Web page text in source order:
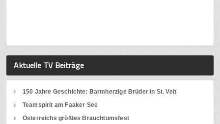
Aktuelle TV Beiträge
150 Jahre Geschichte: Barmherzige Brüder in St. Veit
Teamspirit am Faaker See
Österreichs größtes Brauchtumsfest